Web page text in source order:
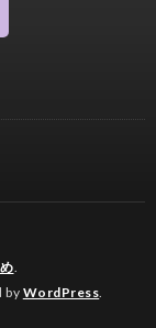
.
by WordPress.